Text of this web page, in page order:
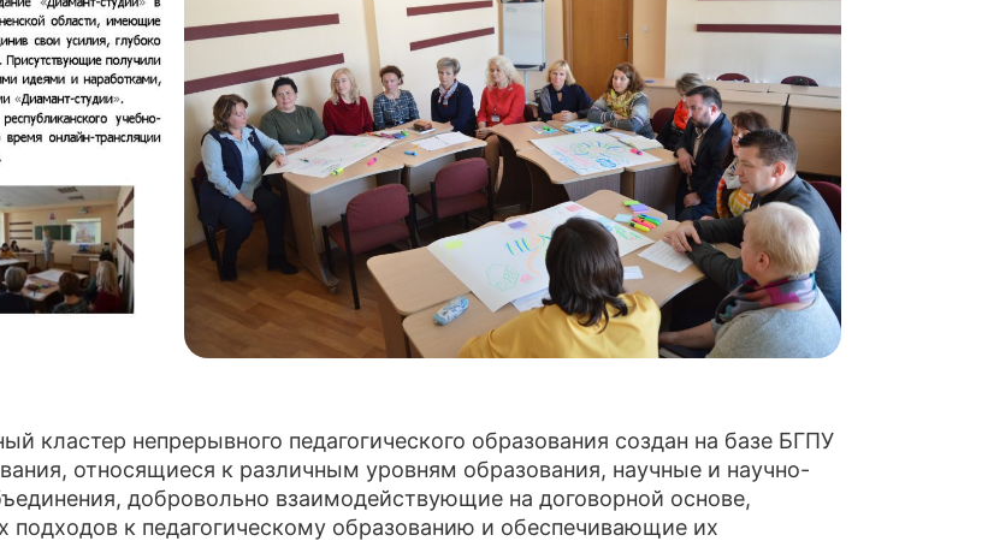
кластер непрерывного педагогического образования создан на базе БГПУ
относящиеся к различным уровням образования, научные и научно-
добровольно взаимодействующие на договорной основе,
к педагогическому образованию и обеспечивающие их